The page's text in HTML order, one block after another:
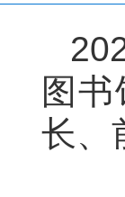
图
长、